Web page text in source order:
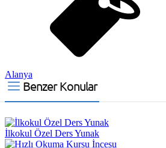
Alanya
Benzer Konular
İlkokul Özel Ders Yunak